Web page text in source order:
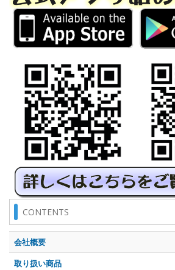
CONTENTS
会社概要
取り扱い商品